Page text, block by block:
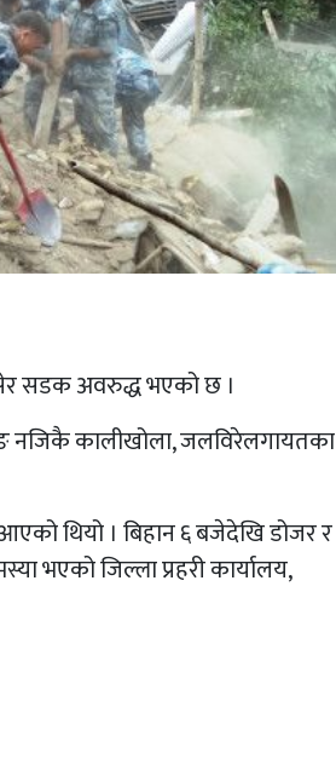
सडक अवरुद्ध भएको छ ।
नजिकै कालीखोला, जलविरेलगायतका
थियो । बिहान ६ बजेदेखि डोजर र
भएको जिल्ला प्रहरी कार्यालय,